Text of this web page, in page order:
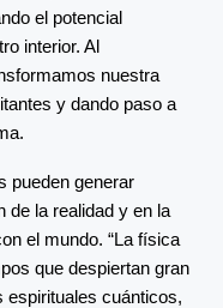
el potencial
interior. Al
nuestra
y dando paso a
pueden generar
de la realidad y en la
el mundo. “La física
que despiertan gran
cuánticos,